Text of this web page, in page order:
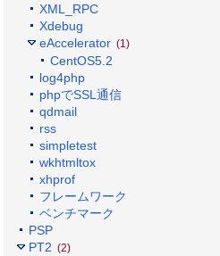
XML_RPC
Xdebug
eAccelerator (1)
CentOS5.2
log4php
phpでSSL通信
qdmail
rss
simpletest
wkhtmltox
xhprof
フレームワーク
ベンチマーク
PSP
PT2 (2)